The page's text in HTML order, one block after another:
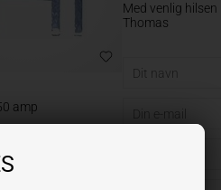
amp
Med venlig hilsen
Thomas